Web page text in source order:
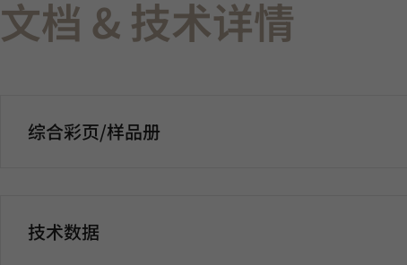
文档 & 技术详情
综合彩页/样品册
技术数据